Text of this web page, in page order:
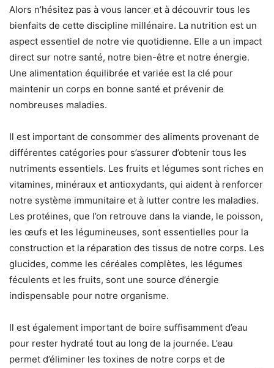
Alors n’hésitez pas à vous lancer et à découvrir tous les
bienfaits de cette discipline millénaire. La nutrition est un
aspect essentiel de notre vie quotidienne. Elle a un impact
direct sur notre santé, notre bien-être et notre énergie.
Une alimentation équilibrée et variée est la clé pour
maintenir un corps en bonne santé et prévenir de
nombreuses maladies.
Il est important de consommer des aliments provenant de
différentes catégories pour s’assurer d’obtenir tous les
nutriments essentiels. Les fruits et légumes sont riches en
vitamines, minéraux et antioxydants, qui aident à renforcer
notre système immunitaire et à lutter contre les maladies.
Les protéines, que l’on retrouve dans la viande, le poisson,
les œufs et les légumineuses, sont essentielles pour la
construction et la réparation des tissus de notre corps. Les
glucides, comme les céréales complètes, les légumes
féculents et les fruits, sont une source d’énergie
indispensable pour notre organisme.
Il est également important de boire suffisamment d’eau
pour rester hydraté tout au long de la journée. L’eau
permet d’éliminer les toxines de notre corps et de